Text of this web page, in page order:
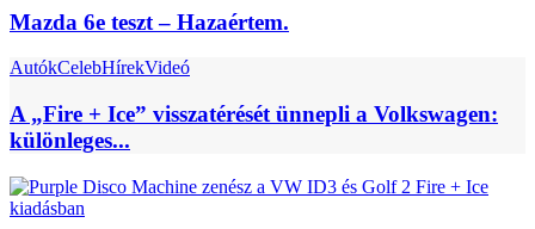
Mazda 6e teszt – Hazaértem.
AutókCelebHírekVideó
A „Fire + Ice” visszatérését ünnepli a Volkswagen:
különleges...